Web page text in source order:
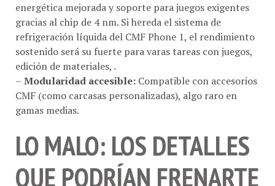
gracias al chip de 4 nm. Si hereda el sistema de
refrigeración líquida del CMF Phone 1, el rendimiento
sostenido será su fuerte para varas tareas con juegos,
edición de materiales, .
–Modularidad accesible:
CMF (como carcasas personalizadas), algo raro en
gamas medias.
LO MALO: LOS DETALLES
QUE PODRÍAN FRENARTE